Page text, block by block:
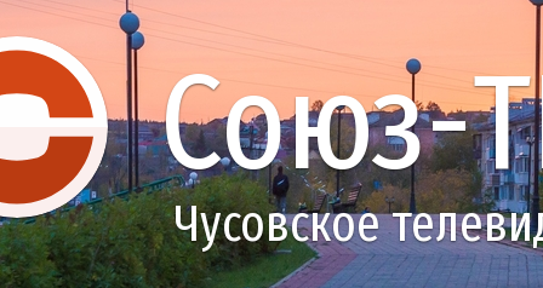
Союз-
Чусовское